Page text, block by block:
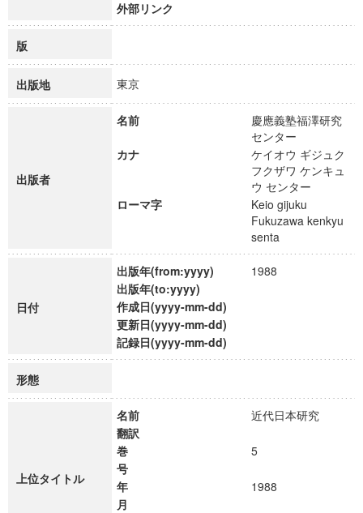
外部リンク
版
出版地 東京
出版者
名前
慶應義塾福澤研究
センター
カナ
ケイオウ ギジュク
フクザワ ケンキュ
ウ センター
ローマ字
Keio gijuku
Fukuzawa kenkyu
senta
日付
出版年(from:yyyy)
1988
出版年(to:yyyy)
作成日(yyyy-mm-dd)
更新日(yyyy-mm-dd)
記録日(yyyy-mm-dd)
形態
上位タイトル
名前
近代日本研究
翻訳
巻
5
号
年
1988
月